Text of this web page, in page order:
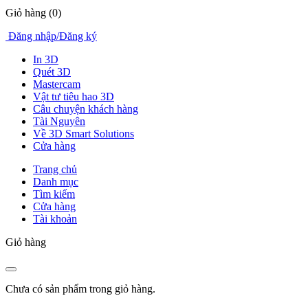
Giỏ hàng (0)
Đăng nhập/Đăng ký
In 3D
Quét 3D
Mastercam
Vật tư tiêu hao 3D
Câu chuyện khách hàng
Tài Nguyên
Về 3D Smart Solutions
Cửa hàng
Trang chủ
Danh mục
Tìm kiếm
Cửa hàng
Tài khoản
Giỏ hàng
Chưa có sản phẩm trong giỏ hàng.